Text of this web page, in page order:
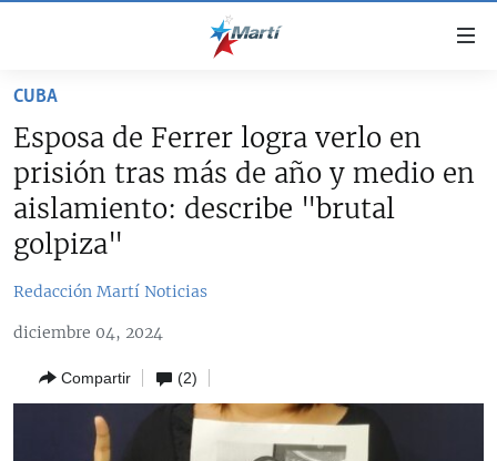
accesibilidad
contenido
principal
principal
CUBA
CUBA
DERECHOS HUMANOS
SOBRE CUBA
ESTADOS UNIDOS
ESTADOS UNIDOS
AMÉRICA LATINA
OPINIÓN GRÁFICA
CUBA
Esposa de Ferrer logra verlo en
prisión tras más de año y medio en
aislamiento: describe "brutal
golpiza"
Redacción Martí Noticias
diciembre 04, 2024
Compartir (2)